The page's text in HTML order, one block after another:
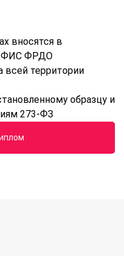
вносятся в
ФИС ФРДО
территории
образцу и
273-ФЗ